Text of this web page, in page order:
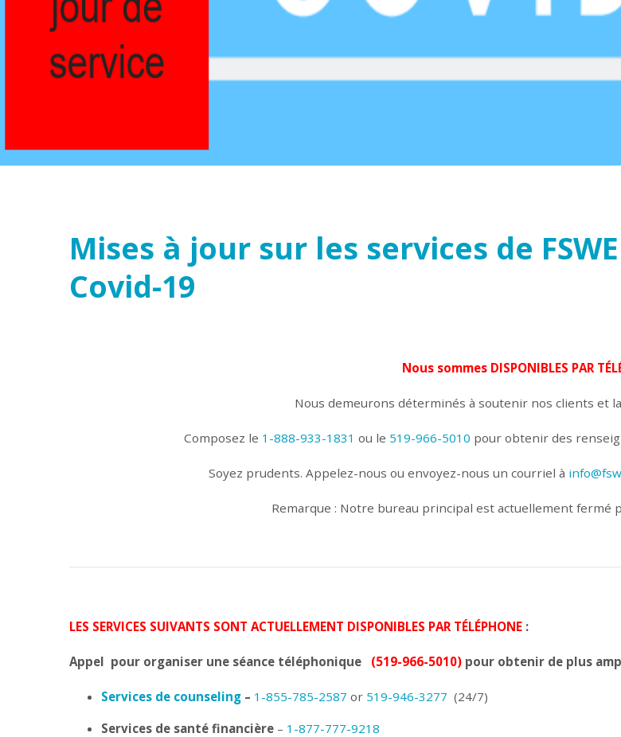
Mises à jour sur les services de
Covid-19
Nous sommes DISPONIBLES PAR
Nous demeurons déterminés à soutenir nos clients et
Composez le 1-888-933-1831 ou le 519-966-5010 pour obtenir des
Soyez prudents. Appelez-nous ou envoyez-nous un courriel à
Remarque : Notre bureau principal est actuellement fermé
LES SERVICES SUIVANTS SONT ACTUELLEMENT DISPONIBLES PAR TÉLÉPHONE :
Appel pour organiser une séance téléphonique (519-966-5010) pour obtenir de plus
Services de counseling – 1-855-785-2587 or 519-946-3277 (24/7)
Services de santé financière – 1-877-777-9218